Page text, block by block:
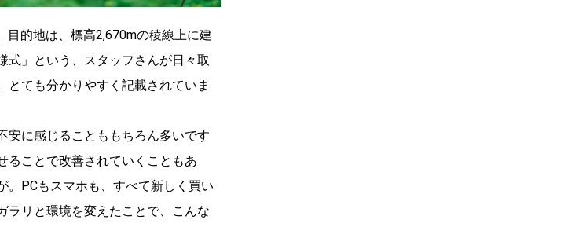
目的地は、標高2,670mの稜線上に建
式」という、スタッフさんが日々取
とても分かりやすく記載されていま
安に感じることももちろん多いです
ることで改善されていくこともあ
。PCもスマホも、すべて新しく買い
ラリと環境を変えたことで、こんな